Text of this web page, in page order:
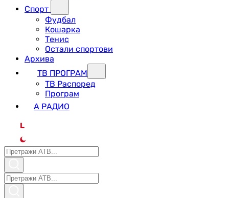
Спорт
Фудбал
Кошарка
Тенис
Остали спортови
Архива
ТВ ПРОГРАМ
ТВ Распоред
Програм
А РАДИО
L